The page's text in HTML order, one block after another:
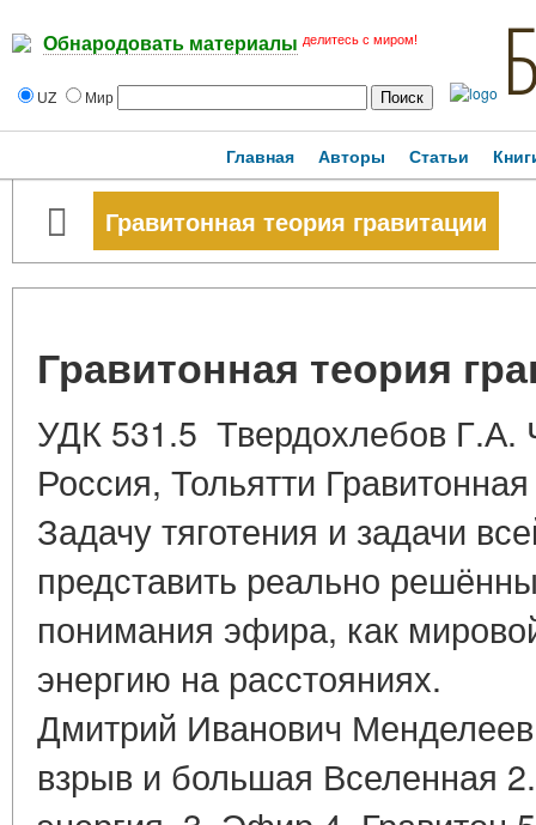
Обнародовать материалы делитесь с миром!
UZ Мир
Главная Авторы Статьи
Гравитонная теория гравитации
Гравитонная теория
УДК 531.5 Твердохлебов Г.А.
Россия, Тольятти
Задачу тяготения и задачи
представить реально
понимания эфира, как
энергию на
Дмитрий Иванович
взрыв и большая Вселенная